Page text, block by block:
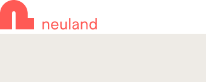
Skip to navigation
Skip to main content